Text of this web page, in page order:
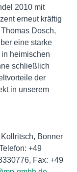
2010 mit
erneut kräftig
Dosch,
eine starke
heimischen
schließlich
der
in unserem
Bonner
+49
Fax: +49